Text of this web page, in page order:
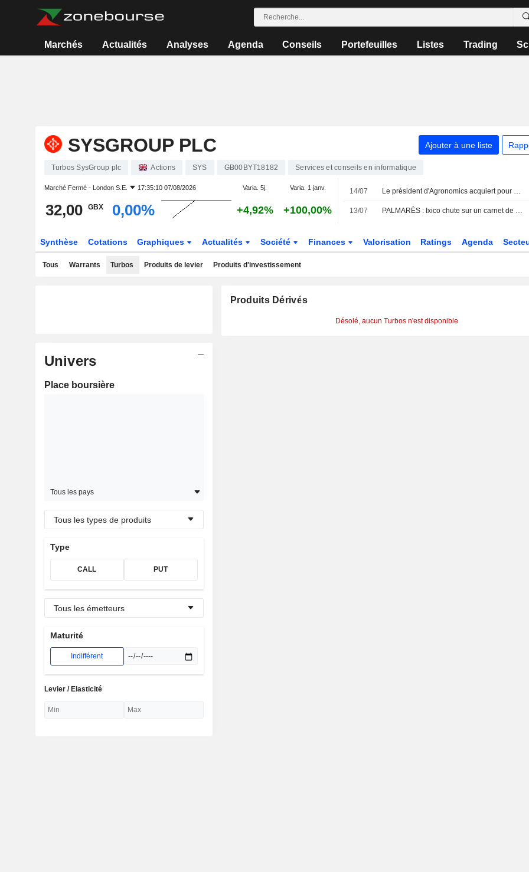
Marchés Actualités Analyses Agenda Conseils Portefeuilles Listes Trading
SYSGROUP PLC Ajouter à une liste
Turbos SysGroup plc Actions SYS GB00BYT18182 Services et conseils en informatique
Marché Fermé - London S.E. 17:35:10 07/08/2026 Varia. 5j. Varia. 1 janv.
32,00 GBX 0,00% +4,92% +100,00%
14/07 Le président d'Agronomics acquiert pour 1,5 million de GBP d'actions
13/07 PALMARÈS : Ixico chute sur un carnet de commandes en baisse ; Pennant voit son chiffre d'affaires bondir
Synthèse Cotations Graphiques Actualités Société Finances Valorisation Ratings Agenda
Tous Warrants Turbos Produits de levier Produits d'investissement
Univers
Place boursière
Tous les pays
Tous les types de produits
Type
CALL PUT
Tous les émetteurs
Maturité
Indifférent
Levier / Elasticité
Produits Dérivés
Désolé, aucun Turbos n'est disponible